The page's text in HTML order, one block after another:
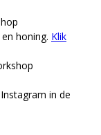
honing. Klik
in de